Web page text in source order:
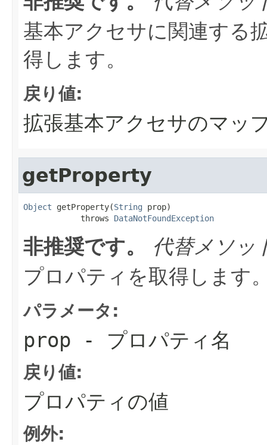
基本アクセサに関連する
得します。
戻り値:
拡張基本アクセサのマッ
getProperty
Object getProperty(String prop)
            throws
DataNotFoundException
非推奨です。
代替メソッ
プロパティを取得します
パラメータ:
prop - プロパティ名
戻り値:
プロパティの値
例外: